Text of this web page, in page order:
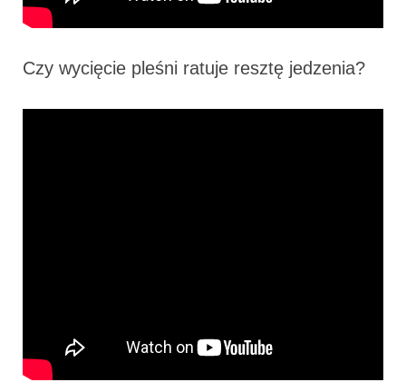
Czy wycięcie pleśni ratuje resztę jedzenia?